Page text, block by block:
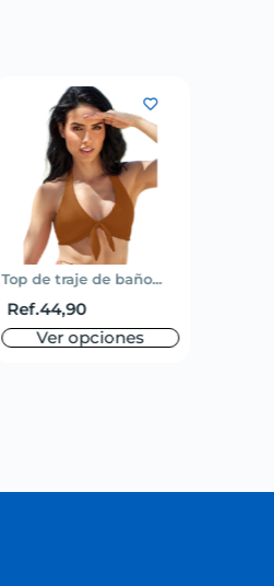
Top de traje de baño...
Ref.44,90
Ver opciones